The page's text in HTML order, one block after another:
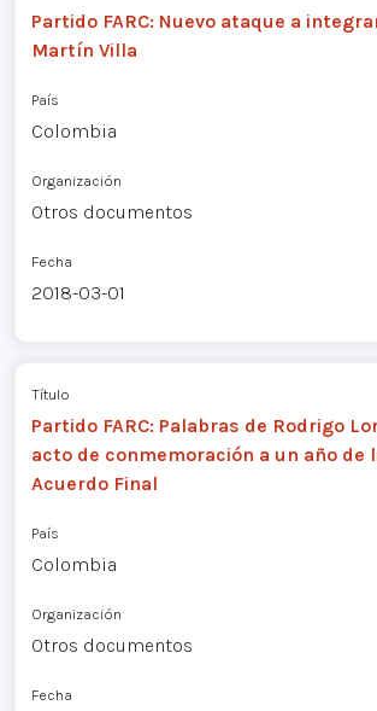
Partido FARC: Nuevo ataque a
Martín Villa
País
Colombia
Organización
Otros documentos
Fecha
2018-03-01
Título
Partido FARC: Palabras de Rodrigo
acto de conmemoración a un año de
Acuerdo Final
País
Colombia
Organización
Otros documentos
Fecha